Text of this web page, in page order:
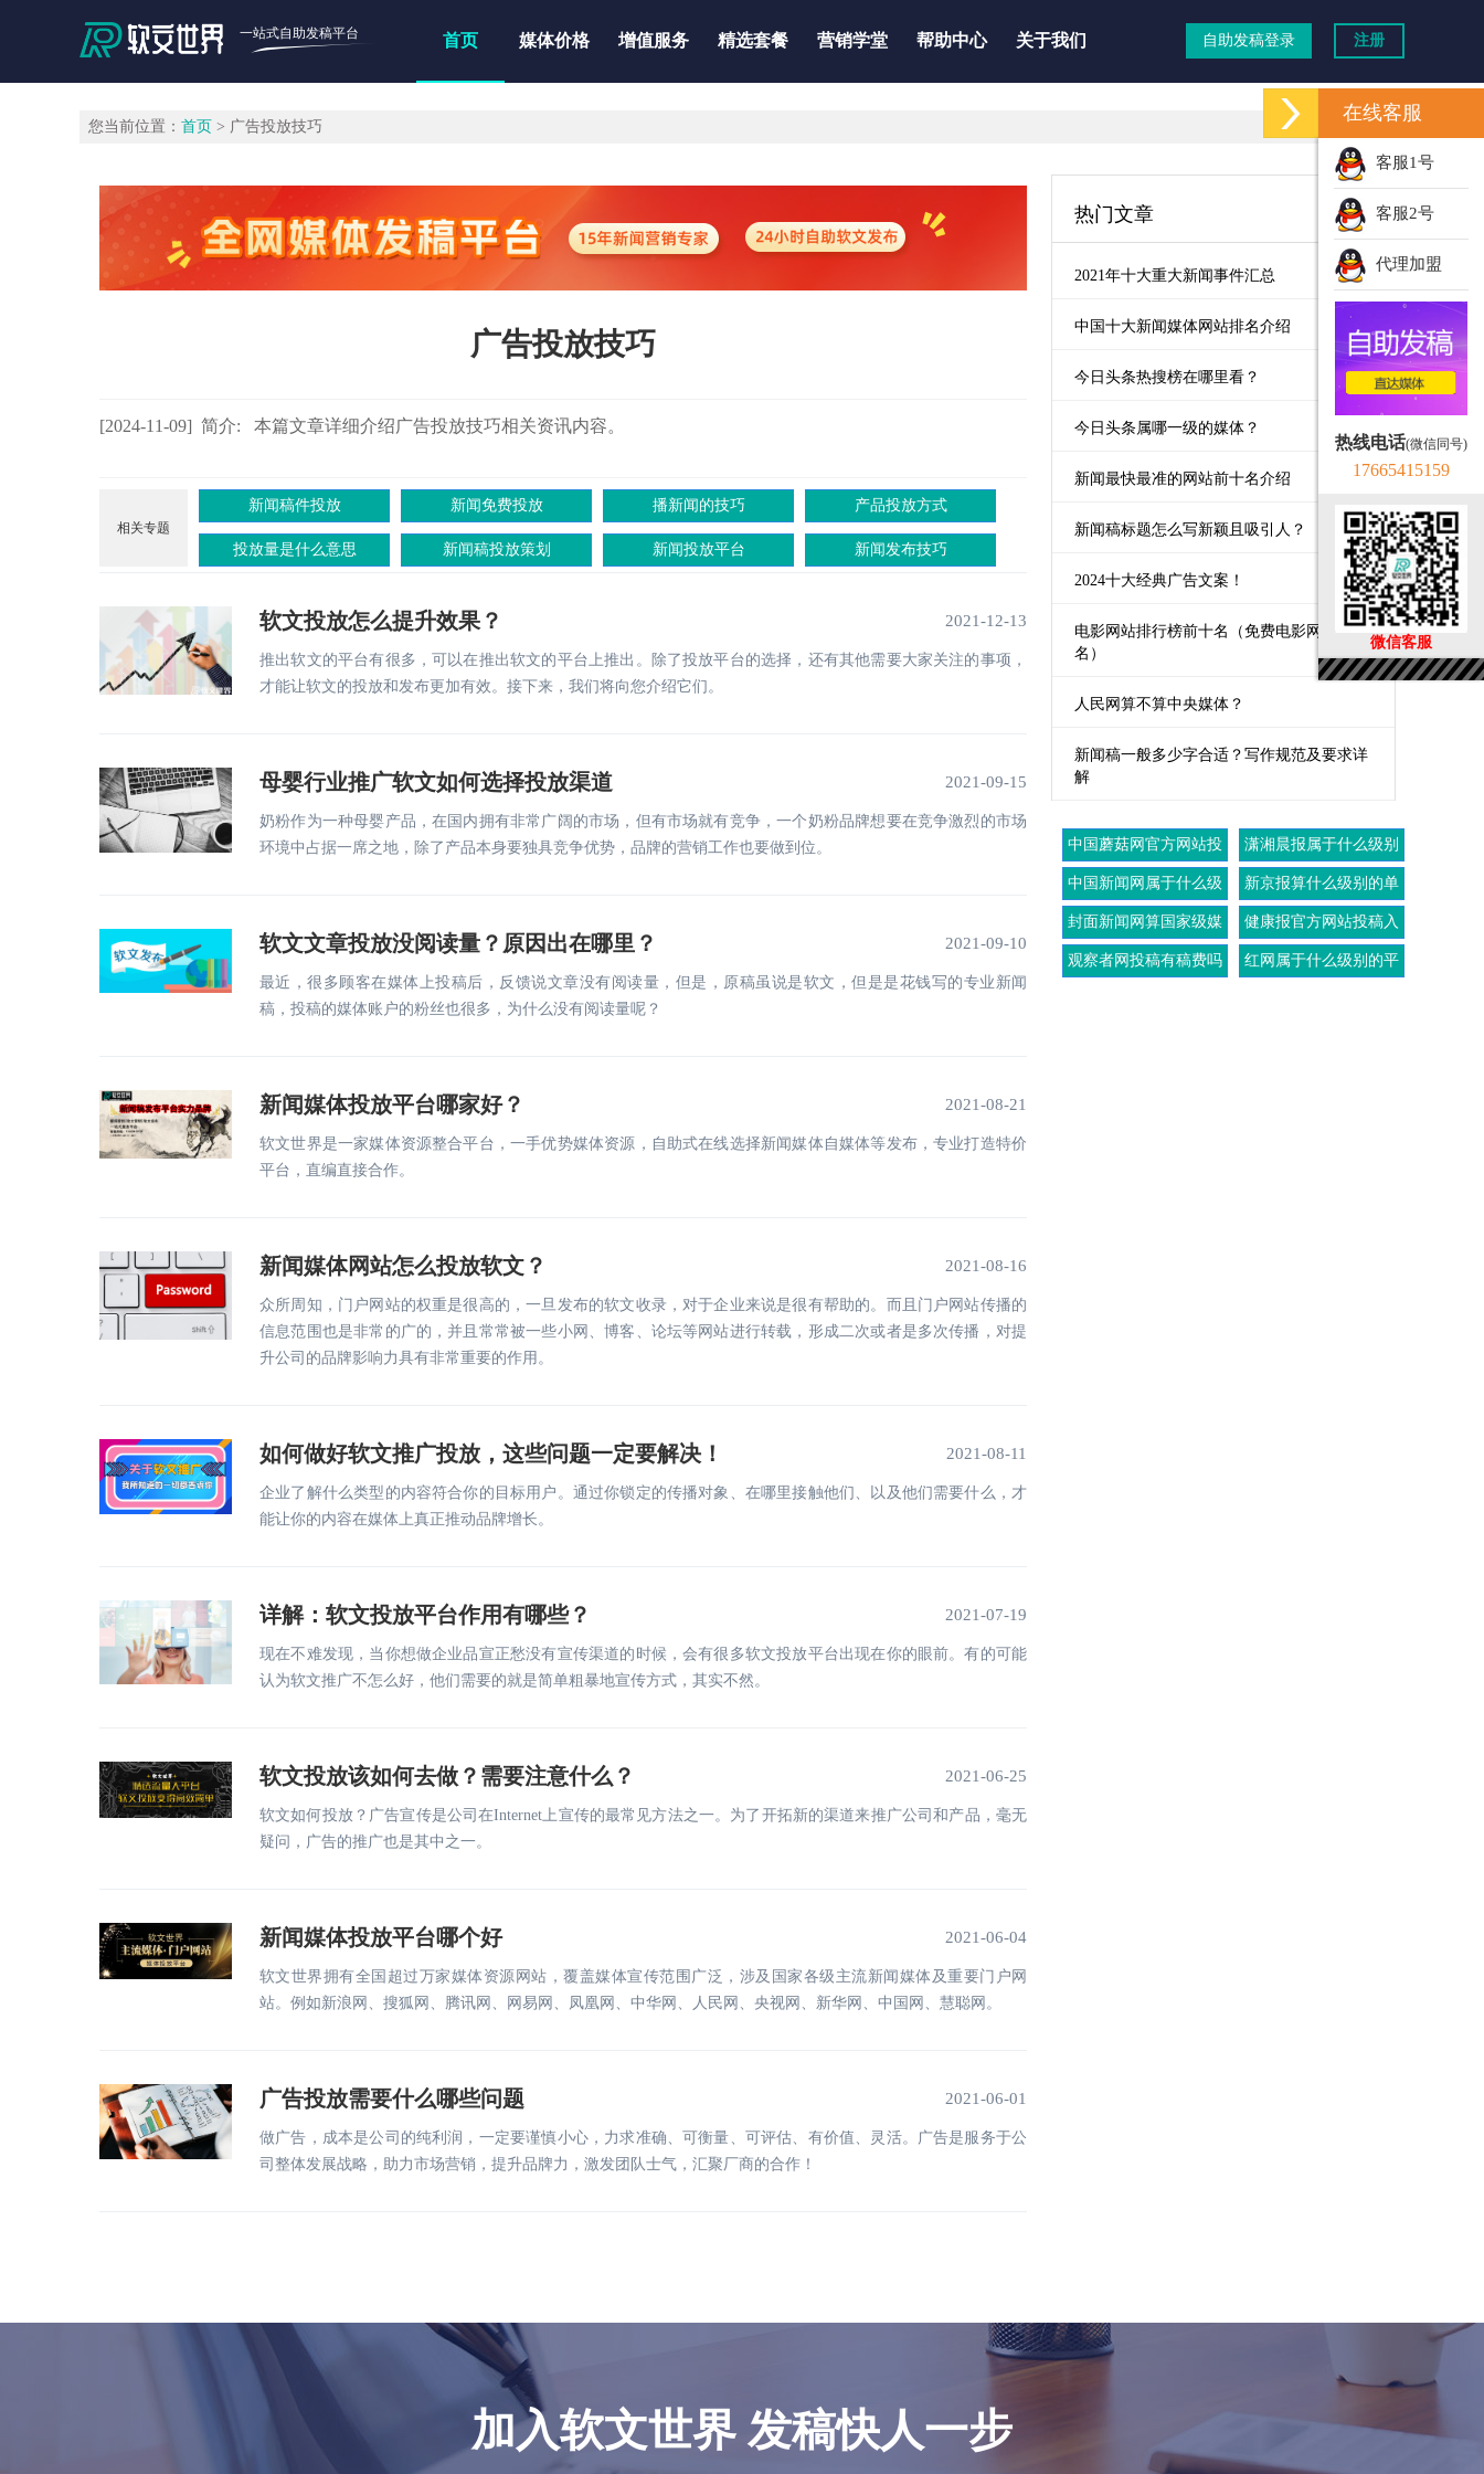
一站式自助发稿平台 首页 媒体价格 增值服务 精选套餐 营销学堂 帮助中心 关于我们 自助发稿登录 注册
您当前位置： 首页 > 广告投放技巧
广告投放技巧
[2024-11-09] 简介: 本篇文章详细介绍广告投放技巧相关资讯内容。
相关专题
新闻稿件投放 新闻免费投放 播新闻的技巧 产品投放方式
投放量是什么意思 新闻稿投放策划 新闻投放平台 新闻发布技巧
软文投放怎么提升效果？ 2021-12-13
推出软文的平台有很多，可以在推出软文的平台上推出。除了投放平台的选择，还有其他需要大家关注的事项，
才能让软文的投放和发布更加有效。接下来，我们将向您介绍它们。
母婴行业推广软文如何选择投放渠道 2021-09-15
奶粉作为一种母婴产品，在国内拥有非常广阔的市场，但有市场就有竞争，一个奶粉品牌想要在竞争激烈的市场
环境中占据一席之地，除了产品本身要独具竞争优势，品牌的营销工作也要做到位。
软文文章投放没阅读量？原因出在哪里？ 2021-09-10
最近，很多顾客在媒体上投稿后，反馈说文章没有阅读量，但是，原稿虽说是软文，但是是花钱写的专业新闻
稿，投稿的媒体账户的粉丝也很多，为什么没有阅读量呢？
新闻媒体投放平台哪家好？ 2021-08-21
软文世界是一家媒体资源整合平台，一手优势媒体资源，自助式在线选择新闻媒体自媒体等发布，专业打造特价
平台，直编直接合作。
新闻媒体网站怎么投放软文？ 2021-08-16
众所周知，门户网站的权重是很高的，一旦发布的软文收录，对于企业来说是很有帮助的。而且门户网站传播的
信息范围也是非常的广的，并且常常被一些小网、博客、论坛等网站进行转载，形成二次或者是多次传播，对提
升公司的品牌影响力具有非常重要的作用。
如何做好软文推广投放，这些问题一定要解决！ 2021-08-11
企业了解什么类型的内容符合你的目标用户。通过你锁定的传播对象、在哪里接触他们、以及他们需要什么，才
能让你的内容在媒体上真正推动品牌增长。
详解：软文投放平台作用有哪些？ 2021-07-19
现在不难发现，当你想做企业品宣正愁没有宣传渠道的时候，会有很多软文投放平台出现在你的眼前。有的可能
认为软文推广不怎么好，他们需要的就是简单粗暴地宣传方式，其实不然。
软文投放该如何去做？需要注意什么？ 2021-06-25
软文如何投放？广告宣传是公司在Internet上宣传的最常见方法之一。为了开拓新的渠道来推广公司和产品，毫无
疑问，广告的推广也是其中之一。
新闻媒体投放平台哪个好 2021-06-04
软文世界拥有全国超过万家媒体资源网站，覆盖媒体宣传范围广泛，涉及国家各级主流新闻媒体及重要门户网
站。例如新浪网、搜狐网、腾讯网、网易网、凤凰网、中华网、人民网、央视网、新华网、中国网、慧聪网。
广告投放需要什么哪些问题 2021-06-01
做广告，成本是公司的纯利润，一定要谨慎小心，力求准确、可衡量、可评估、有价值、灵活。广告是服务于公
司整体发展战略，助力市场营销，提升品牌力，激发团队士气，汇聚厂商的合作！
热门文章
2021年十大重大新闻事件汇总
中国十大新闻媒体网站排名介绍
今日头条热搜榜在哪里看？
今日头条属哪一级的媒体？
新闻最快最准的网站前十名介绍
新闻稿标题怎么写新颖且吸引人？
2024十大经典广告文案！
电影网站排行榜前十名（免费电影网站排
名）
人民网算不算中央媒体？
新闻稿一般多少字合适？写作规范及要求详
解
中国蘑菇网官方网站投
稿入口
潇湘晨报属于什么级别
的媒体
中国新闻网属于什么级
别的媒体
新京报算什么级别的单
位
封面新闻网算国家级媒
体吗
健康报官方网站投稿入
口
观察者网投稿有稿费吗
红网属于什么级别的平
加入软文世界 发稿快人一步
在线客服
客服1号
客服2号
代理加盟
热线电话(微信同号)
17665415159
微信客服